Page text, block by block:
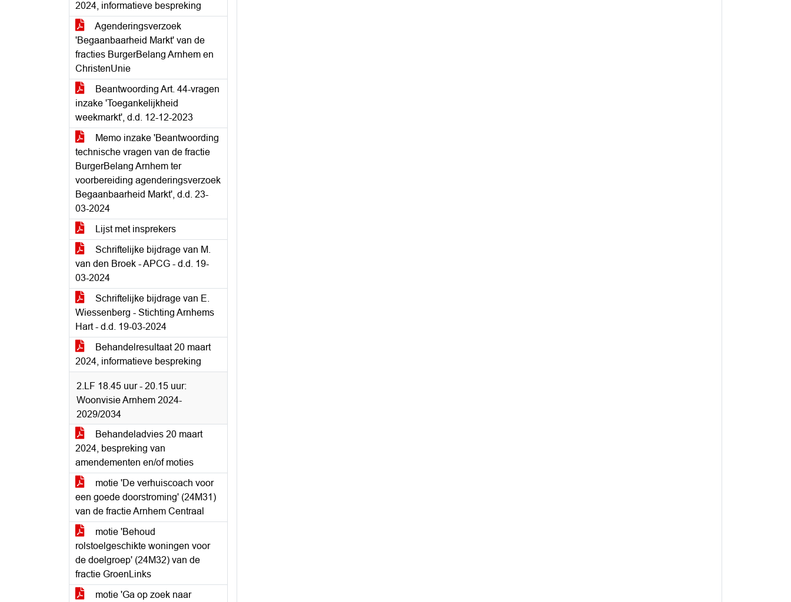
2024, informatieve bespreking
Agenderingsverzoek
'Begaanbaarheid Markt' van de
fracties BurgerBelang Arnhem en
ChristenUnie
Beantwoording Art. 44-vragen
inzake 'Toegankelijkheid
weekmarkt', d.d. 12-12-2023
Memo inzake 'Beantwoording
technische vragen van de fractie
BurgerBelang Arnhem ter
voorbereiding agenderingsverzoek
Begaanbaarheid Markt', d.d. 23-
03-2024
Lijst met insprekers
Schriftelijke bijdrage van M.
van den Broek - APCG - d.d. 19-
03-2024
Schriftelijke bijdrage van E.
Wiessenberg - Stichting Arnhems
Hart - d.d. 19-03-2024
Behandelresultaat 20 maart
2024, informatieve bespreking
2.LF 18.45 uur - 20.15 uur:
Woonvisie Arnhem 2024-
2029/2034
Behandeladvies 20 maart
2024, bespreking van
amendementen en/of moties
motie 'De verhuiscoach voor
een goede doorstroming' (24M31)
van de fractie Arnhem Centraal
motie 'Behoud
rolstoelgeschikte woningen voor
de doelgroep' (24M32) van de
fractie GroenLinks
motie 'Ga op zoek naar